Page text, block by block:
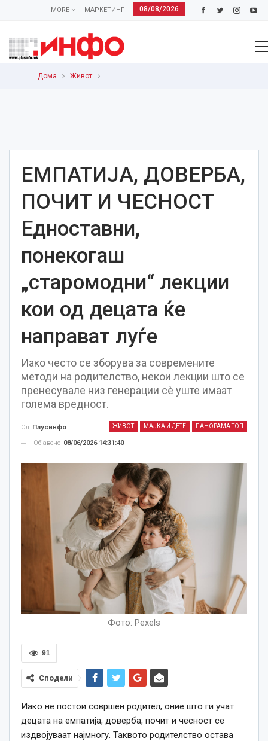
08/08/2026
МАРКЕТИНГ
MORE
Дома Живот
ЕМПАТИЈА, ДОВЕРБА,
ПОЧИТ И ЧЕСНОСТ
Едноставни,
понекогаш
„старомодни“ лекции
кои од децата ќе
направат луѓе
Иако често се зборува за современите
методи на родителство, некои лекции што се
пренесувале низ генерации сè уште имаат
голема вредност.
ЖИВОТ МАЈКА И ДЕТЕ ПАНОРАМА ТОП
Од Плусинфо
Објавено 08/06/2026 14:31:40
Фото: Pexels
91
Сподели
Иако не постои совршен родител, оние што ги учат
децата на емпатија, доверба, почит и чесност се
издвојуваат најмногу. Таквото родителство остава